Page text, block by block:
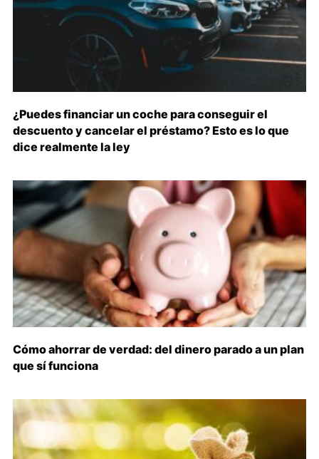
¿Puedes financiar un coche para conseguir el
descuento y cancelar el préstamo? Esto es lo que
dice realmente la ley
Cómo ahorrar de verdad: del dinero parado a un plan
que sí funciona